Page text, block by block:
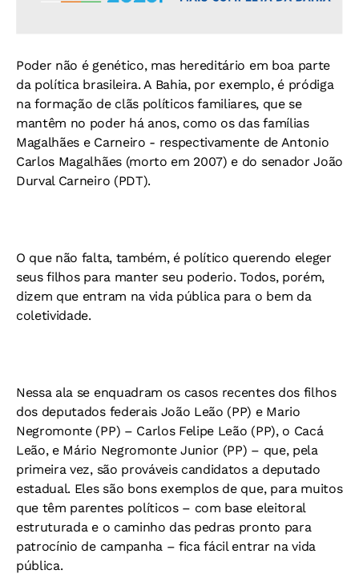
Poder não é genético, mas hereditário em boa parte
da política brasileira. A Bahia, por exemplo, é pródiga
na formação de clãs políticos familiares, que se
mantêm no poder há anos, como os das famílias
Magalhães e Carneiro - respectivamente de Antonio
Carlos Magalhães (morto em 2007) e do senador João
Durval Carneiro (PDT).
O que não falta, também, é político querendo eleger
seus filhos para manter seu poderio. Todos, porém,
dizem que entram na vida pública para o bem da
coletividade.
Nessa ala se enquadram os casos recentes dos filhos
dos deputados federais João Leão (PP) e Mario
Negromonte (PP) – Carlos Felipe Leão (PP), o Cacá
Leão, e Mário Negromonte Junior (PP) – que, pela
primeira vez, são prováveis candidatos a deputado
estadual. Eles são bons exemplos de que, para muitos
que têm parentes políticos – com base eleitoral
estruturada e o caminho das pedras pronto para
patrocínio de campanha – fica fácil entrar na vida
pública.